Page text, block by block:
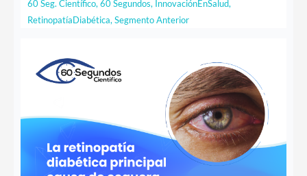
60 Seg. Científico,60 Segundos, InnovaciónEnSalud,
RetinopatíaDiabética,Segmento Anterior